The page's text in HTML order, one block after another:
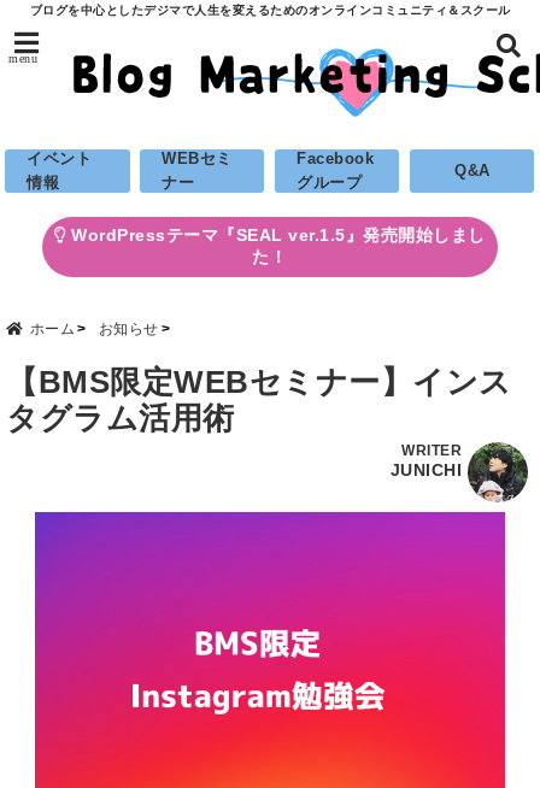
ブログを中心としたデジマで人生を変えるためのオンラインコミュニティ＆スクール
menu
イベント
情報
WEBセミ
ナー
Facebook
グループ
Q&A
WordPressテーマ『SEAL ver.1.5』発売開始しまし
た！
ホーム お知らせ
【BMS限定WEBセミナー】インス
タグラム活用術
WRITER
JUNICHI